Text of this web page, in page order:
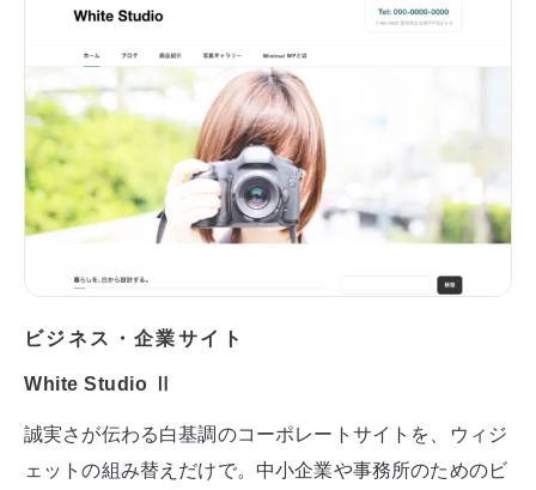
ビジネス・企業サイト
White Studio Ⅱ
誠実さが伝わる白基調のコーポレートサイトを、ウィジ
ェットの組み替えだけで。中小企業や事務所のためのビ